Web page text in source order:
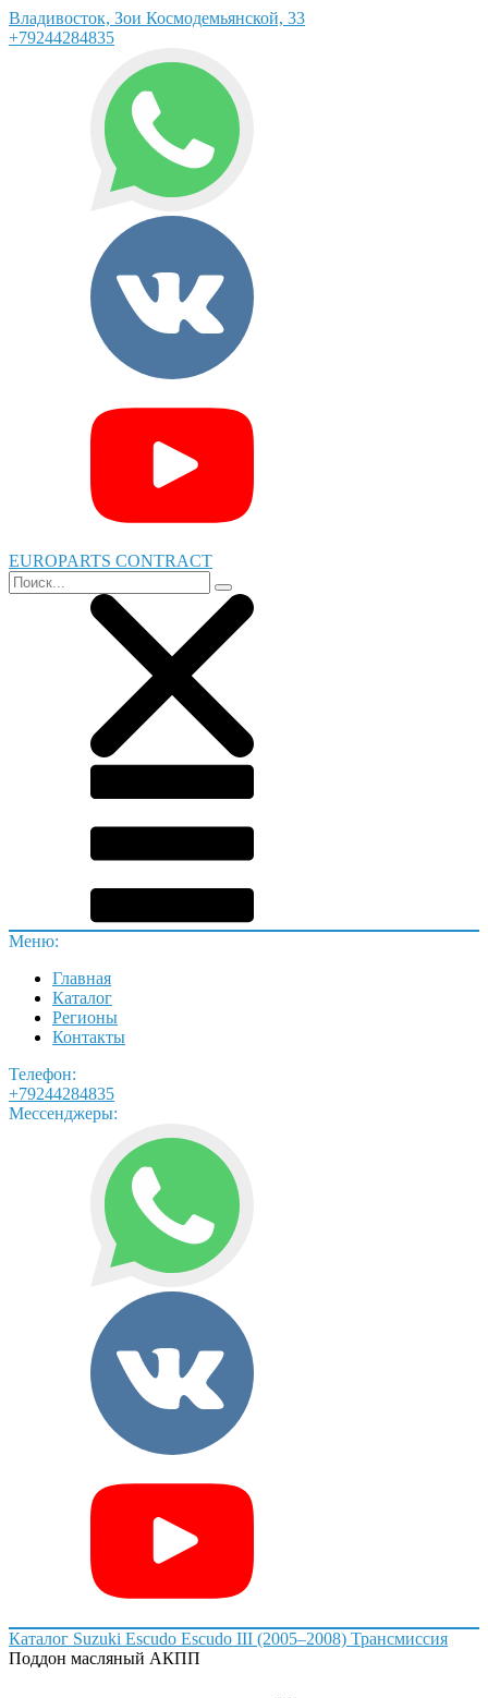
Владивосток, Зои Космодемьянской, 33
+79244284835
EUROPARTS CONTRACT
Меню:
Главная
Каталог
Регионы
Контакты
Телефон:
+79244284835
Мессенджеры:
Каталог Suzuki Escudo Escudo III (2005–2008) Трансмиссия
Поддон масляный АКПП